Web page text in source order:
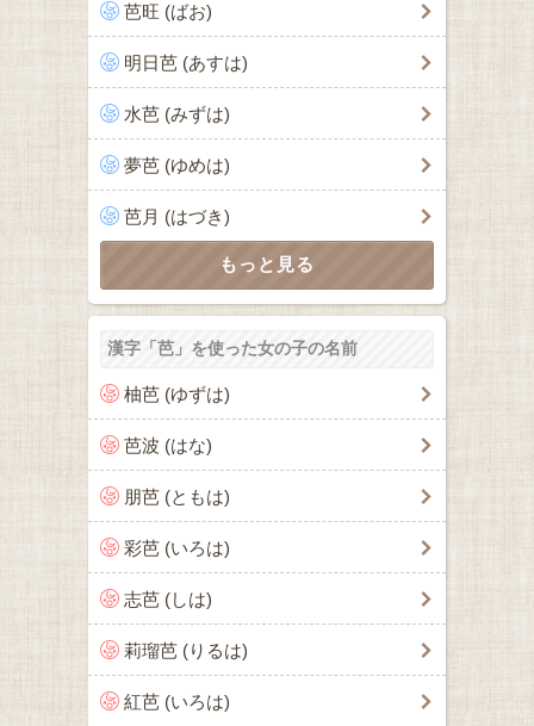
芭旺 (ばお)
明日芭 (あすは)
水芭 (みずは)
夢芭 (ゆめは)
芭月 (はづき)
漢字「芭」を使った女の子の名前
柚芭 (ゆずは)
芭波 (はな)
朋芭 (ともは)
彩芭 (いろは)
志芭 (しは)
莉瑠芭 (りるは)
紅芭 (いろは)